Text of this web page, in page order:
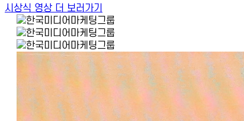
시상식 영상 더 보러가기